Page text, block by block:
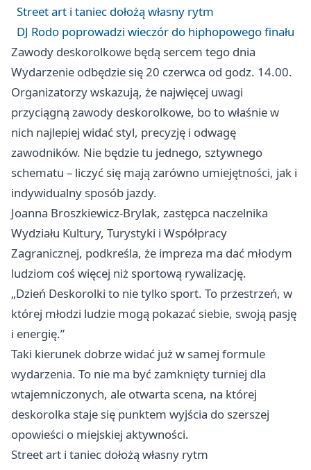
Street art i taniec dołożą własny rytm
DJ Rodo poprowadzi wieczór do hiphopowego finału
Zawody deskorolkowe będą sercem tego dnia
Wydarzenie odbędzie się 20 czerwca od godz. 14.00.
Organizatorzy wskazują, że najwięcej uwagi
przyciągną zawody deskorolkowe, bo to właśnie w
nich najlepiej widać styl, precyzję i odwagę
zawodników. Nie będzie tu jednego, sztywnego
schematu – liczyć się mają zarówno umiejętności, jak i
indywidualny sposób jazdy.
Joanna Broszkiewicz-Brylak, zastępca naczelnika
Wydziału Kultury, Turystyki i Współpracy
Zagranicznej, podkreśla, że impreza ma dać młodym
ludziom coś więcej niż sportową rywalizację.
„Dzień Deskorolki to nie tylko sport. To przestrzeń, w
której młodzi ludzie mogą pokazać siebie, swoją pasję
i energię.”
Taki kierunek dobrze widać już w samej formule
wydarzenia. To nie ma być zamknięty turniej dla
wtajemniczonych, ale otwarta scena, na której
deskorolka staje się punktem wyjścia do szerszej
opowieści o miejskiej aktywności.
Street art i taniec dołożą własny rytm